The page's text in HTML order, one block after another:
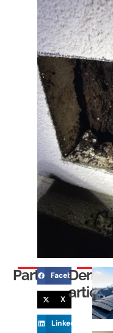
PartagerFacebook
X
LinkedIn